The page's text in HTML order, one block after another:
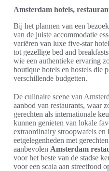
Amsterdam hotels,
Bij het plannen van een
van de juiste accommodatie
variëren van luxe five-star
tot gezellige bed and
wie een authentieke ervaring
boutique hotels en hostels die
verschillende budgetten.
De culinaire scene van
aanbod van restaurants, waar
gerechten als internationale
kunnen genieten van lokale
extraordinairy stroopwafels en
eetgelegenheden met
aanbevolen Amsterdam
voor het beste van de stadse
voor een scala aan streetfood